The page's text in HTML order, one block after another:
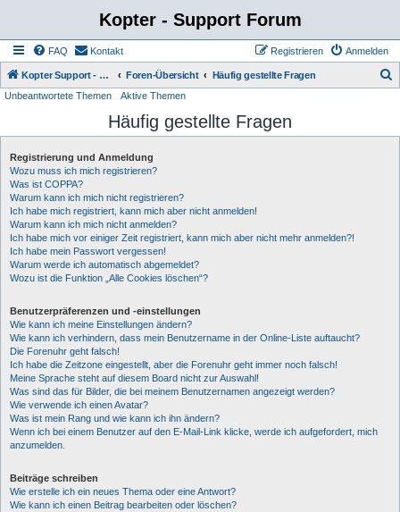
Kopter - Support Forum
FAQ Kontakt Anmelden
Registrieren
Kopter Support - von Anwendern für Anwender. Foren-Übersicht Häufig gestellte Fragen
h
Unbeantwortete Themen Aktive Themen
Häufig gestellte Fragen
Registrierung und Anmeldung
Wozu muss ich mich registrieren?
Was ist COPPA?
Warum kann ich mich nicht registrieren?
Ich habe mich registriert, kann mich aber nicht anmelden!
Warum kann ich mich nicht anmelden?
Ich habe mich vor einiger Zeit registriert, kann mich aber nicht mehr anmelden?!
Ich habe mein Passwort vergessen!
Warum werde ich automatisch abgemeldet?
Wozu ist die Funktion „Alle Cookies löschen“?
Benutzerpräferenzen und -einstellungen
Wie kann ich meine Einstellungen ändern?
Wie kann ich verhindern, dass mein Benutzername in der Online-Liste auftaucht?
Die Forenuhr geht falsch!
Ich habe die Zeitzone eingestellt, aber die Forenuhr geht immer noch falsch!
Meine Sprache steht auf diesem Board nicht zur Auswahl!
Was sind das für Bilder, die bei meinem Benutzernamen angezeigt werden?
Wie verwende ich einen Avatar?
Was ist mein Rang und wie kann ich ihn ändern?
Wenn ich bei einem Benutzer auf den E-Mail-Link klicke, werde ich aufgefordert, mich
anzumelden.
Beiträge schreiben
Wie erstelle ich ein neues Thema oder eine Antwort?
Wie kann ich einen Beitrag bearbeiten oder löschen?